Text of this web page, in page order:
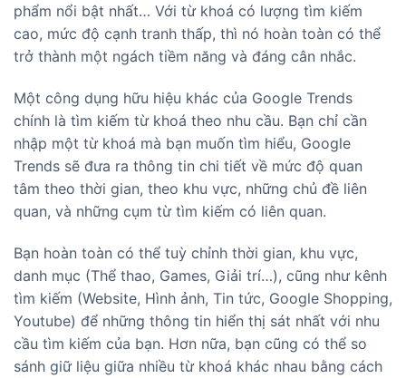
phẩm nổi bật nhất… Với từ khoá có lượng tìm kiếm
cao, mức độ cạnh tranh thấp, thì nó hoàn toàn có thể
trở thành một ngách tiềm năng và đáng cân nhắc.
Một công dụng hữu hiệu khác của Google Trends
chính là tìm kiếm từ khoá theo nhu cầu. Bạn chỉ cần
nhập một từ khoá mà bạn muốn tìm hiểu, Google
Trends sẽ đưa ra thông tin chi tiết về mức độ quan
tâm theo thời gian, theo khu vực, những chủ đề liên
quan, và những cụm từ tìm kiếm có liên quan.
Bạn hoàn toàn có thể tuỳ chỉnh thời gian, khu vực,
danh mục (Thể thao, Games, Giải trí…), cũng như kênh
tìm kiếm (Website, Hình ảnh, Tin tức, Google Shopping,
Youtube) để những thông tin hiển thị sát nhất với nhu
cầu tìm kiếm của bạn. Hơn nữa, bạn cũng có thể so
sánh giữ liệu giữa nhiều từ khoá khác nhau bằng cách